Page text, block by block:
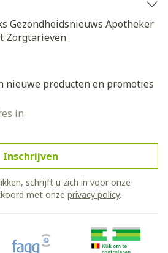
Gezondheidsnieuws Apotheker
Zorgtarieven
nieuwe producten en promoties
Inschrijven
schrijft u zich in voor onze
met onze privacy policy.